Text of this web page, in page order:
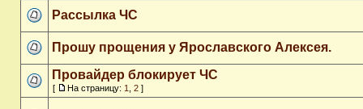
Рассылка ЧС
Прошу прощения у Ярославского Алексея.
Провайдер блокирует ЧС
[ На страницу: 1 2 ]